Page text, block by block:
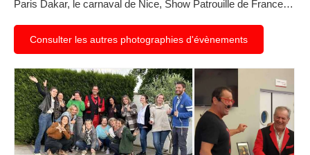
Paris Dakar, le carnaval de Nice, Show Patrouille de France…
Consulter les autres photographies d'évènements